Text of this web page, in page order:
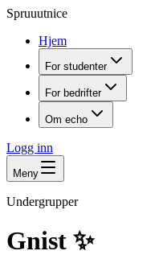
Spruuutnice
Hjem
For studenter
For bedrifter
Om echo
Logg inn
Meny
Undergrupper
Gnist ✨